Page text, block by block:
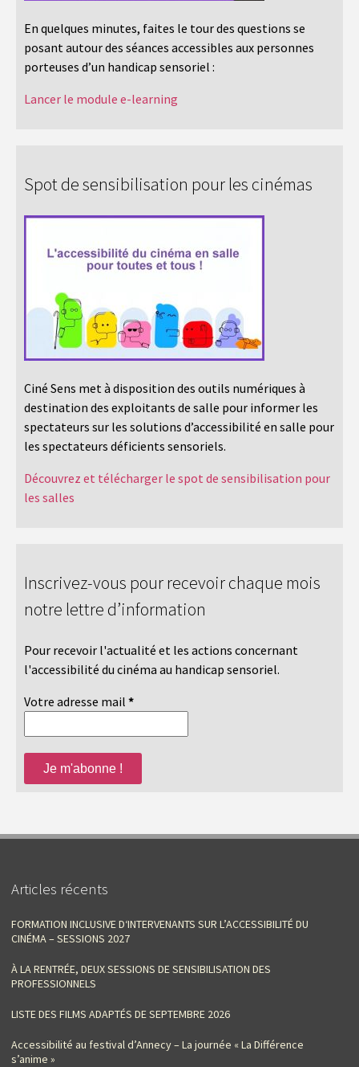
En quelques minutes, faites le tour des questions se
posant autour des séances accessibles aux personnes
porteuses d’un handicap sensoriel :
Lancer le module e-learning
Spot de sensibilisation pour les cinémas
Ciné Sens met à disposition des outils numériques à
destination des exploitants de salle pour informer les
spectateurs sur les solutions d’accessibilité en salle pour
les spectateurs déficients sensoriels.
Découvrez et télécharger le spot de sensibilisation pour
les salles
Inscrivez-vous pour recevoir chaque mois
notre lettre d’information
Pour recevoir l'actualité et les actions concernant
l'accessibilité du cinéma au handicap sensoriel.
Votre adresse mail *
Articles récents
FORMATION INCLUSIVE D‘INTERVENANTS SUR L’ACCESSIBILITÉ DU
CINÉMA – SESSIONS 2027
À LA RENTRÉE, DEUX SESSIONS DE SENSIBILISATION DES
PROFESSIONNELS
LISTE DES FILMS ADAPTÉS DE SEPTEMBRE 2026
Accessibilité au festival d’Annecy – La journée « La Différence
s’anime »